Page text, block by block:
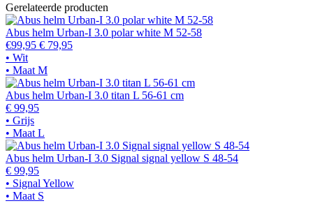
Gerelateerde producten
Abus helm Urban-I 3.0 polar white M 52-58
€99,95 € 79,95
• Wit
• Maat M
Abus helm Urban-I 3.0 titan L 56-61 cm
€ 99,95
• Grijs
• Maat L
Abus helm Urban-I 3.0 Signal signal yellow S 48-54
€ 99,95
• Signal Yellow
• Maat S